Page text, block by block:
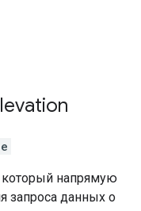
который напрямую
запроса данных о